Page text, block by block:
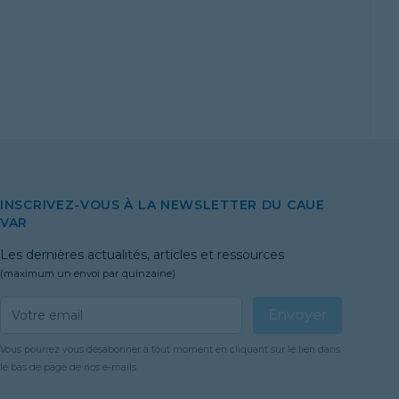
INSCRIVEZ-VOUS À LA NEWSLETTER DU CAUE
VAR
Les dernières actualités, articles et ressources
(maximum un envoi par quinzaine)
Vous pourrez vous désabonner à tout moment en cliquant sur le lien dans
le bas de page de nos e-mails.